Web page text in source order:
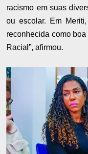
racismo em suas
ou escolar. Em
reconhecida como
Racial”, afirmou.